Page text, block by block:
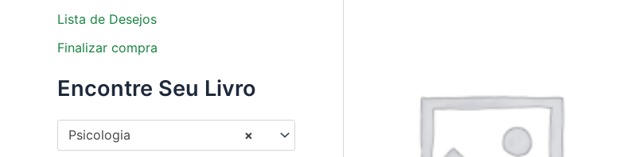
Lista de Desejos
Finalizar compra
Encontre Seu Livro
×
Psicologia
a